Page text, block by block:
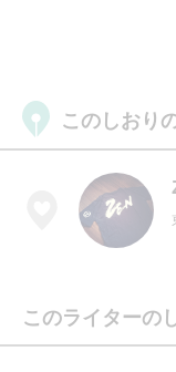
このしおり
このライターの